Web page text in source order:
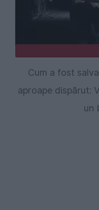
Cum a fost
aproape dispărut:
un